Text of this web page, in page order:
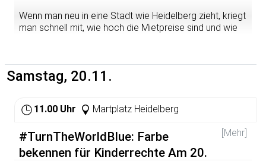
Wenn man neu in eine Stadt wie Heidelberg zieht, kriegt
man schnell mit, wie hoch die Mietpreise sind und wie
beleuchten, zeigen, welche neuen Aktionen notwendig
werden und wie Projekte in Heidelberg bereits an einer
Umstrukturierung arbeiten. Wir fordern das Ende des
Vergesellschaftung unseres Wohnraums.
und das alles in gemütlicher Kneipen-Atmossphäre!
Es gilt 2G.
Samstag, 20.11.
11.00 Uhr Martplatz Heidelberg
[Mehr]
#TurnTheWorldBlue: Farbe
bekennen für Kinderrechte Am 20.